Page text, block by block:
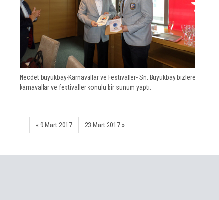
Necdet büyükbay-Karnavallar ve Festivaller- Sn. Büyükbay bizlere
karnavallar ve festivaller konulu bir sunum yaptı.
« 9 Mart 2017 23 Mart 2017 »